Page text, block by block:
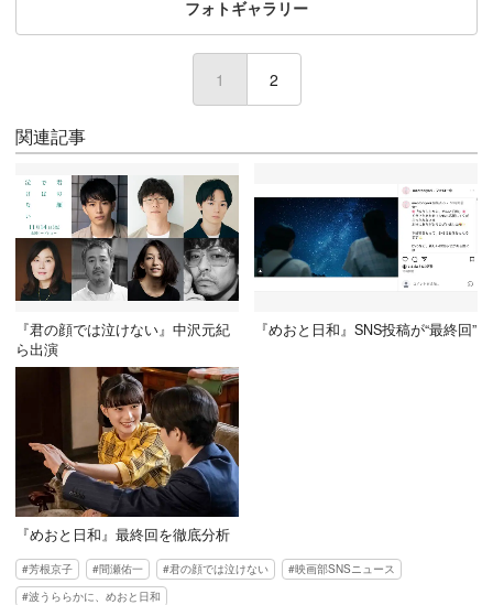
フォトギャラリー
1 2
関連記事
『君の顔では泣けない』中沢元紀
ら出演
『めおと日和』SNS投稿が“最終回”
『めおと日和』最終回を徹底分析
芳根京子 間瀬佑一 君の顔では泣けない
映画部SNSニュース
波うららかに、めおと日和